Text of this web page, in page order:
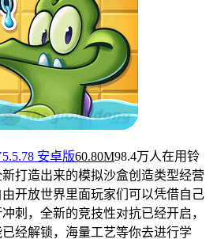
安卓版60.80M98.4万人在用铃
打造出来的模拟沙盒创造类型经营
开放世界里面玩家们可以凭借自己
刺，全新的竞技性对抗已经开启，
经解锁，海量工艺等你去进行学